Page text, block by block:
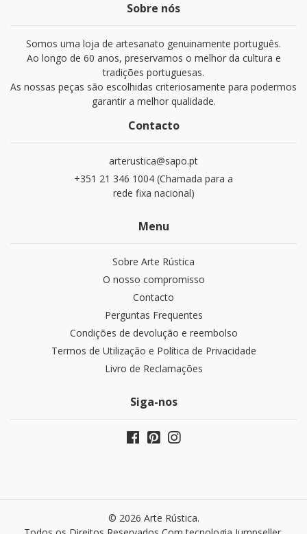
Sobre nós
Somos uma loja de artesanato genuinamente português.
Ao longo de 60 anos, preservamos o melhor da cultura e
tradições portuguesas.
As nossas peças são escolhidas criteriosamente para podermos
garantir a melhor qualidade.
Contacto
arterustica@sapo.pt
+351 21 346 1004 (Chamada para a
rede fixa nacional)
Menu
Sobre Arte Rústica
O nosso compromisso
Contacto
Perguntas Frequentes
Condições de devolução e reembolso
Termos de Utilização e Política de Privacidade
Livro de Reclamações
Siga-nos
© 2026 Arte Rústica.